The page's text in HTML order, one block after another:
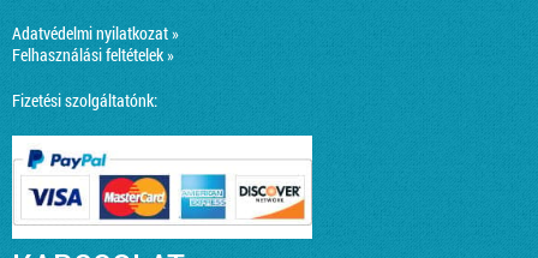
Adatvédelmi nyilatkozat »
Felhasználási feltételek »
Fizetési szolgáltatónk: